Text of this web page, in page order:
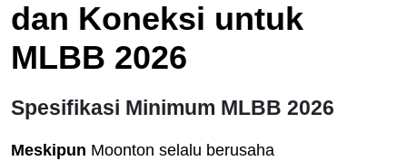
dan Koneksi untuk
MLBB 2026
Spesifikasi Minimum MLBB 2026
Meskipun Moonton selalu berusaha